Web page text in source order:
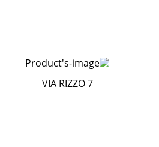
VIA RIZZO 7